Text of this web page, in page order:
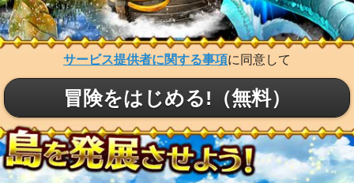
サービス提供者に関する事項に同意して
冒険をはじめる!（無料）